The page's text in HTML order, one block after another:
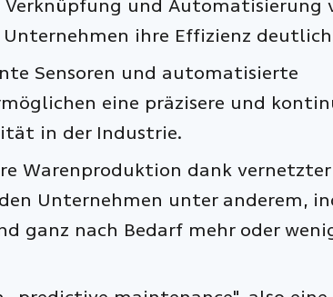
Verknüpfung und Automatisierung
ihre Effizienz
Sensoren und automatisierte
eine präzisere und
in der Industrie.
Warenproduktion dank
Unternehmen unter anderem,
ganz nach Bedarf mehr oder